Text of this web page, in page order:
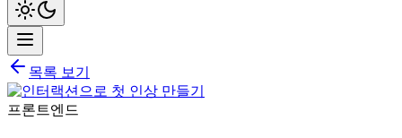
목록 보기
프론트엔드